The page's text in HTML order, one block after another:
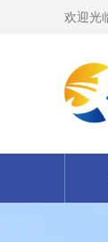
欢迎光